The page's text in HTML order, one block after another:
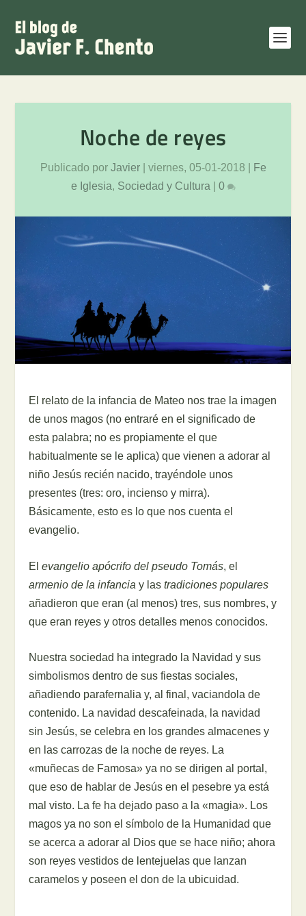
Noche de reyes
Publicado por Javier| viernes, 05-01-2018
Fe
e Iglesia, Sociedad y Cultura 0
El relato de la infancia de Mateo nos trae la imagen
de unos magos (no entraré en el significado de
esta palabra; no es propiamente el que
habitualmente se le aplica) que vienen a adorar al
niño Jesús recién nacido, trayéndole unos
presentes (tres: oro, incienso y mirra).
Básicamente, esto es lo que nos cuenta el
evangelio.
Elevangelio apócrifo del pseudo Tomás, el
armenio de la infancia y lastradiciones populares
añadieron que eran (al menos) tres, sus nombres, y
que eran reyes y otros detalles menos conocidos.
Nuestra sociedad ha integrado la Navidad y sus
simbolismos dentro de sus fiestas sociales,
añadiendo parafernalia y, al final, vaciandola de
contenido. La navidad descafeinada, la navidad
sin Jesús, se celebra en los grandes almacenes y
en las carrozas de la noche de reyes. La
«muñecas de Famosa» ya no se dirigen al portal,
que eso de hablar de Jesús en el pesebre ya está
mal visto. La fe ha dejado paso a la «magia». Los
magos ya no son el símbolo de la Humanidad que
se acerca a adorar al Dios que se hace niño; ahora
son reyes vestidos de lentejuelas que lanzan
caramelos y poseen el don de la ubicuidad.